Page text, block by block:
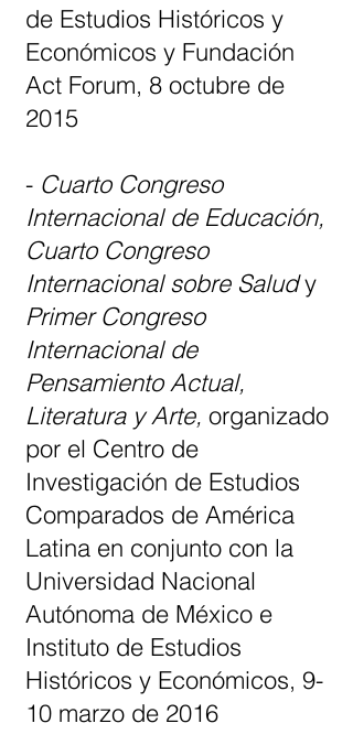
de Estudios Históricos y
Económicos y Fundación
Act Forum, 8 octubre de
2015
- Cuarto Congreso
Internacional de Educación,
Cuarto Congreso
Internacional sobre Saludy
Primer Congreso
Internacional de
Pensamiento Actual,
Literatura y Arte, organizado
por el Centro de
Investigación de Estudios
Comparados de América
Latina en conjunto con la
Universidad Nacional
Autónoma de México e
Instituto de Estudios
Históricos y Económicos, 9-
10 marzo de 2016